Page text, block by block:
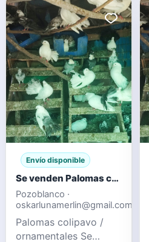
Envío disponible
Se venden Palomas colipavo / ornamentales
Pozoblanco ·
oskarlunamerlin@gmail.com
Palomas colipavo /
ornamentales Se